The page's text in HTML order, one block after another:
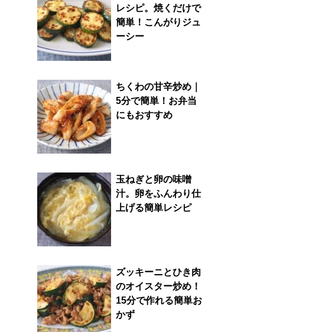
レシピ。焼くだけで
簡単！こんがりジュ
ーシー
ちくわの甘辛炒め｜
5分で簡単！お弁当
にもおすすめ
玉ねぎと卵の味噌
汁。卵をふんわり仕
上げる簡単レシピ
ズッキーニとひき肉
のオイスター炒め！
15分で作れる簡単お
かず